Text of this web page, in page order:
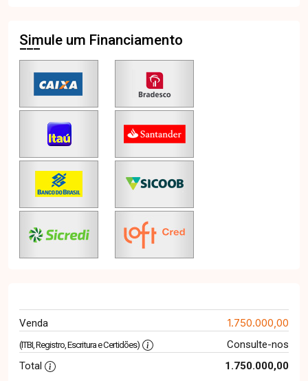
Simule um Financiamento
Venda 1.750.000,00
(ITBI, Registro, Escritura e Certidões)
Consulte-nos
Total
1.750.000,00